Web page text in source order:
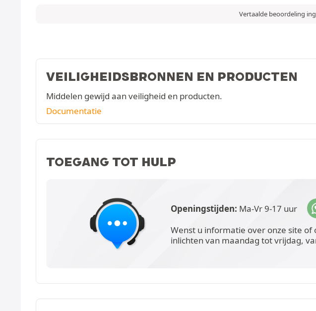
Vertaalde beoordeling
VEILIGHEIDSBRONNEN EN PRODUCTEN
Middelen gewijd aan veiligheid en producten.
Documentatie
TOEGANG TOT HULP
Openingstijden: Ma-Vr 9-17 uur
Wenst u informatie over onze site
inlichten van maandag tot vrijdag,